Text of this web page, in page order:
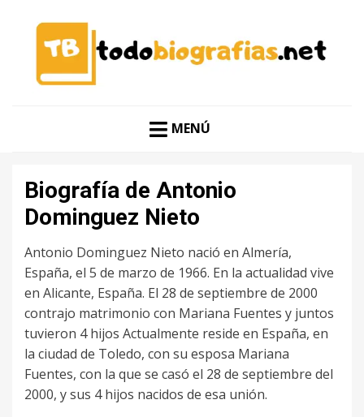
TODO BIOGRAFÍAS
MENÚ
Biografía de Antonio
Dominguez Nieto
Antonio Dominguez Nieto nació en Almería,
España, el 5 de marzo de 1966. En la actualidad vive
en Alicante, España. El 28 de septiembre de 2000
contrajo matrimonio con Mariana Fuentes y juntos
tuvieron 4 hijos Actualmente reside en España, en
la ciudad de Toledo, con su esposa Mariana
Fuentes, con la que se casó el 28 de septiembre del
2000, y sus 4 hijos nacidos de esa unión.